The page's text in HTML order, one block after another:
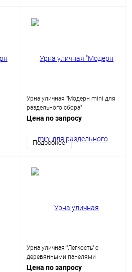
Урна уличная "Модерн mini для
раздельного сбора"
Цена по запросу
Подробнее
Урна уличная "Легкость" с
деревянными панелями
Цена по запросу